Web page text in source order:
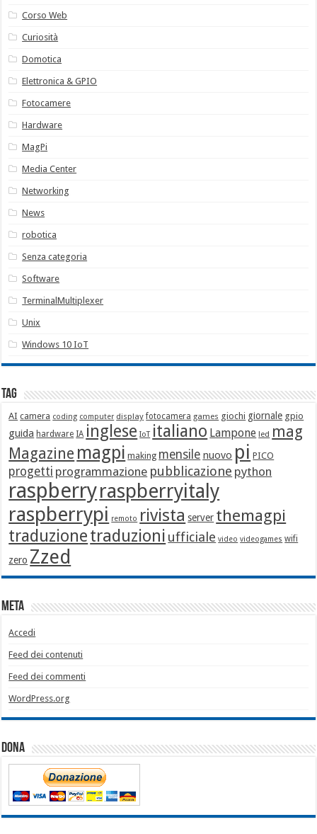
Corso Web
Curiosità
Domotica
Elettronica & GPIO
Fotocamere
Hardware
MagPi
Media Center
Networking
News
robotica
Senza categoria
Software
TerminalMultiplexer
Unix
Windows 10 IoT
Tag
AI camera coding computer display fotocamera games giochi giornale gpio
guida hardware IA inglese IoT italiano Lampone led mag
Magazine magpi making mensile nuovo pi PICO
progetti programmazione pubblicazione python
raspberryraspberryitaly
raspberrypi remoto rivista server themagpi
traduzionetraduzioni ufficiale video videogames wifi
zero Zzed
Meta
Accedi
Feed dei contenuti
Feed dei commenti
WordPress.org
Dona